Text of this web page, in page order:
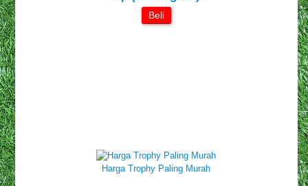
Beli
Harga Trophy Paling Murah